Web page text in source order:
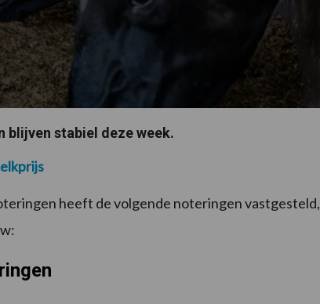
blijven stabiel deze week.
heeft de volgende noteringen vastgesteld,